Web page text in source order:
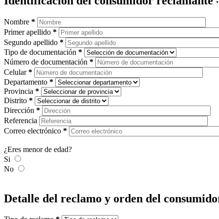
*
Nombre *
Primer apellido *
Segundo apellido *
Tipo de documentación *
Número de documentación *
Celular*
Departamento *
Provincia *
Distrito *
Dirección *
Referencia
Correo electrónico *
¿Eres menor de edad?
Si
No
Detalle del reclamo y orden del